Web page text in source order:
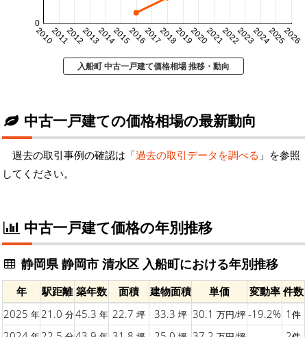
20102011201220132014201520162017201820192020202120222023202420252026
0
入船町 中古一戸建て価格相場 推移・動向
中古一戸建ての価格相場の最新動向
過去の取引事例の確認は「過去の取引データを調べる 」を参照
してください。
中古一戸建て価格の年別推移
静岡県 静岡市 清水区 入船町における年別推移
年 駅距離 築年数 面積 建物面積 単価 変動率 件数
2025 年21.0 分45.3 年 22.7 坪 33.3 坪 30.1 万円/坪-19.2% 1 件